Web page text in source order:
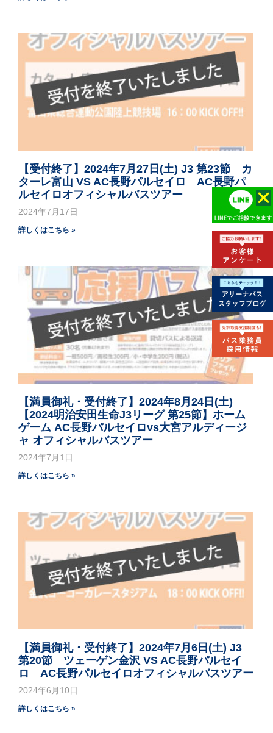
【受付終了】2024年7月27日(土) J3 第23節 カ
ターレ富山 VS AC長野パルセイロ AC長野パ
ルセイロオフィシャルバスツアー
2024年7月17日
詳しくはこちら »
【満員御礼・受付終了】2024年8月24日(土)
【2024明治安田生命J3リーグ 第25節】ホーム
ゲーム AC長野パルセイロvs大宮アルディージ
ャ オフィシャルバスツアー
2024年7月1日
詳しくはこちら »
【満員御礼・受付終了】2024年7月6日(土) J3
第20節 ツェーゲン金沢 VS AC長野パルセイ
ロ AC長野パルセイロオフィシャルバスツアー
2024年6月10日
詳しくはこちら »